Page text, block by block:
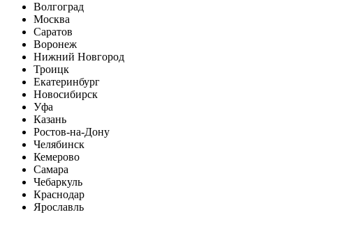
Волгоград
Москва
Саратов
Воронеж
Нижний Новгород
Троицк
Екатеринбург
Новосибирск
Уфа
Казань
Ростов-на-Дону
Челябинск
Кемерово
Самара
Чебаркуль
Краснодар
Ярославль